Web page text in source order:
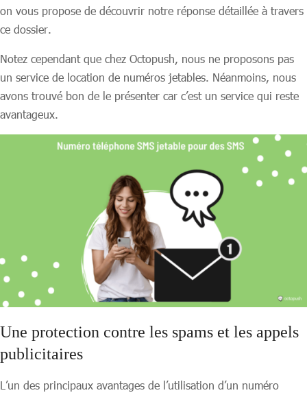
on vous propose de découvrir notre réponse détaillée à travers
ce dossier.
Notez cependant que chez Octopush, nous ne proposons pas
un service de location de numéros jetables. Néanmoins, nous
avons trouvé bon de le présenter car c’est un service qui reste
avantageux.
Une protection contre les spams et les appels
publicitaires
L’un des principaux avantages de l’utilisation d’un numéro